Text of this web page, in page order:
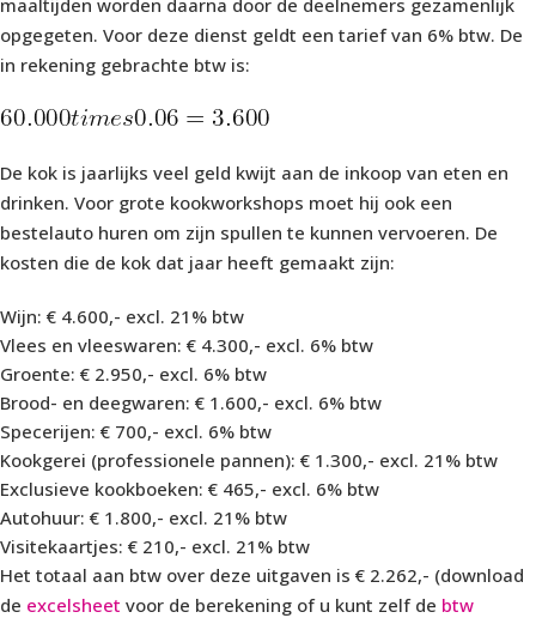
opgegeten. Voor deze dienst geldt een tarief van 6% btw. De
in rekening gebrachte btw is:
De kok is jaarlijks veel geld kwijt aan de inkoop van eten en
drinken. Voor grote kookworkshops moet hij ook een
bestelauto huren om zijn spullen te kunnen vervoeren. De
kosten die de kok dat jaar heeft gemaakt zijn:
Wijn: € 4.600,- excl. 21% btw
Vlees en vleeswaren: € 4.300,- excl. 6% btw
Groente: € 2.950,- excl. 6% btw
Brood- en deegwaren: € 1.600,- excl. 6% btw
Specerijen: € 700,- excl. 6% btw
Kookgerei (professionele pannen): € 1.300,- excl. 21% btw
Exclusieve kookboeken: € 465,- excl. 6% btw
Autohuur: € 1.800,- excl. 21% btw
Visitekaartjes: € 210,- excl. 21% btw
Het totaal aan btw over deze uitgaven is € 2.262,- (download
de excelsheet voor de berekening of u kunt zelf de btw